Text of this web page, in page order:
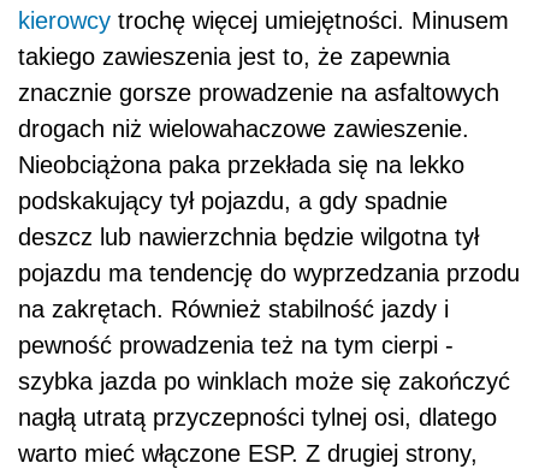
kierowcy trochę więcej umiejętności. Minusem
takiego zawieszenia jest to, że zapewnia
znacznie gorsze prowadzenie na asfaltowych
drogach niż wielowahaczowe zawieszenie.
Nieobciążona paka przekłada się na lekko
podskakujący tył pojazdu, a gdy spadnie
deszcz lub nawierzchnia będzie wilgotna tył
pojazdu ma tendencję do wyprzedzania przodu
na zakrętach. Również stabilność jazdy i
pewność prowadzenia też na tym cierpi -
szybka jazda po winklach może się zakończyć
nagłą utratą przyczepności tylnej osi, dlatego
warto mieć włączone ESP. Z drugiej strony,